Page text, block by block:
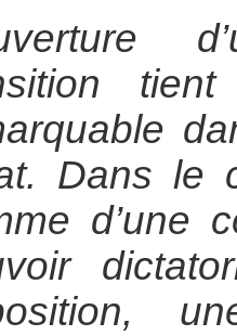
Dans le
d’une